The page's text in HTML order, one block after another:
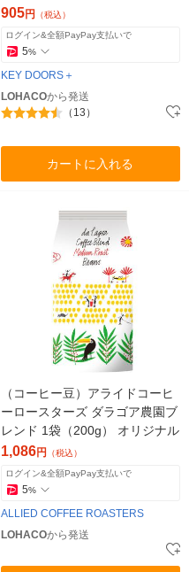
905円 （税込）
ログイン&全額PayPay支払いで
5%
KEY DOORS＋
LOHACOから発送
（13）
カートに入れる
（コーヒー豆）アライドコーヒ
ーロースターズ ダラゴア農園ブ
レンド 1袋（200g） オリジナル
1,086円 （税込）
ログイン&全額PayPay支払いで
5%
ALLIED COFFEE ROASTERS
LOHACOから発送